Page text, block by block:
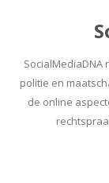
SocialMediaDNA
politie en
de online